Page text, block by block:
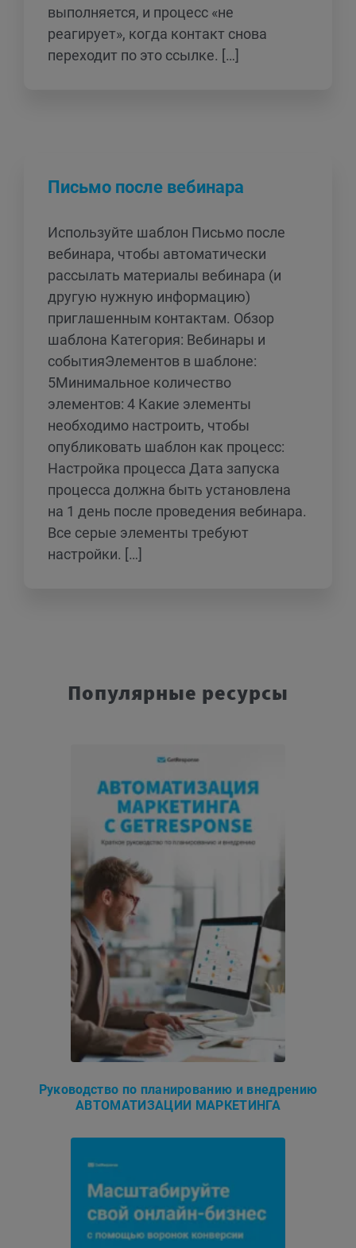
выполняется, и процесс «не
реагирует», когда контакт снова
переходит по это ссылке. […]
Письмо после вебинара
Используйте шаблон Письмо после
вебинара, чтобы автоматически
рассылать материалы вебинара (и
другую нужную информацию)
приглашенным контактам. Обзор
шаблона Категория: Вебинары и
событияЭлементов в шаблоне:
5Минимальное количество
элементов: 4 Какие элементы
необходимо настроить, чтобы
опубликовать шаблон как процесс:
Настройка процесса Дата запуска
процесса должна быть установлена
на 1 день после проведения вебинара.
Все серые элементы требуют
настройки. […]
Популярные ресурсы
Руководство по планированию и внедрению
АВТОМАТИЗАЦИИ МАРКЕТИНГА